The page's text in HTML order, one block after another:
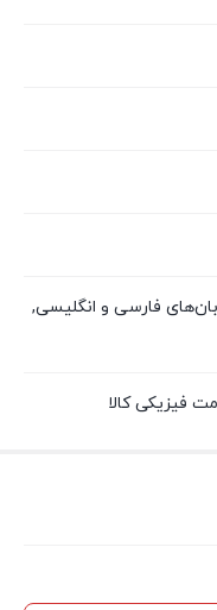
فارسی و انگلیسی,
فیزیکی کالا